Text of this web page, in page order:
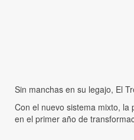
Sin manchas en su legajo, El
Con el nuevo sistema mixto, la
en el primer año de